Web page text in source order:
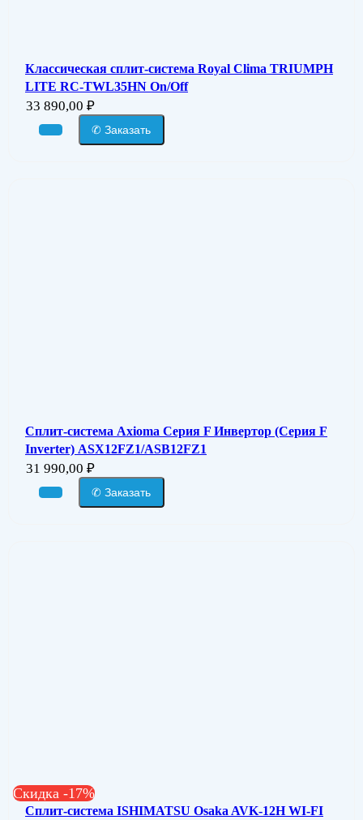
Классическая сплит-система Royal Clima TRIUMPH
LITE RC-TWL35HN On/Off
33 890,00 ₽
✆ Заказать
Сплит-система Axioma Серия F Инвертор (Серия F
Inverter) ASX12FZ1/ASB12FZ1
31 990,00 ₽
✆ Заказать
Скидка -17%
Сплит-система ISHIMATSU Osaka AVK-12H WI-FI